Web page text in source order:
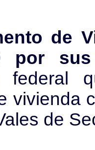
de
por
federal
vivienda
de